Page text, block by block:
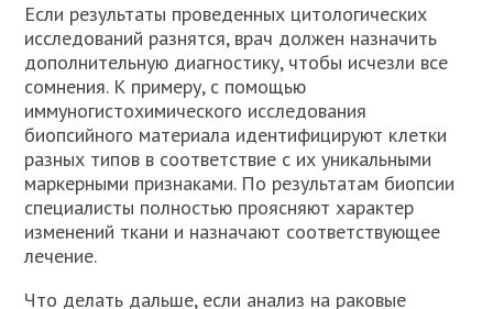
Если результаты проведенных цитологических
исследований разнятся, врач должен назначить
дополнительную диагностику, чтобы исчезли все
сомнения. К примеру, с помощью
иммуногистохимического исследования
биопсийного материала идентифицируют клетки
разных типов в соответствие с их уникальными
маркерными признаками. По результатам биопсии
специалисты полностью проясняют характер
изменений ткани и назначают соответствующее
лечение.
Что делать дальше, если анализ на раковые